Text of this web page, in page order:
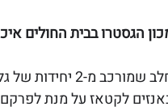
לקטוז הינו סוכר
לקטאז על מנת